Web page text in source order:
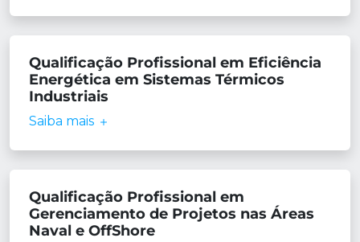
Qualificação Profissional em Eficiência
Energética em Sistemas Térmicos
Industriais
Saiba mais
Qualificação Profissional em
Gerenciamento de Projetos nas Áreas
Naval e OffShore